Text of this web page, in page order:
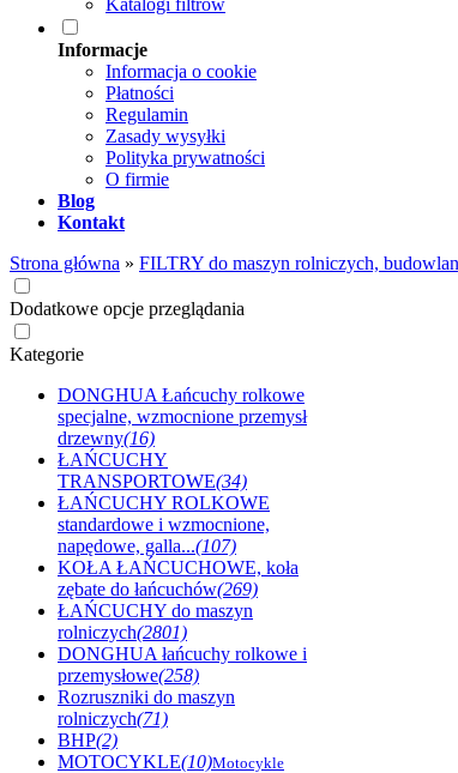
Katalogi filtrów
Informacje
Informacja o cookie
Płatności
Regulamin
Zasady wysyłki
Polityka prywatności
O firmie
Blog
Kontakt
Strona główna » FILTRY do maszyn rolniczych,
Dodatkowe opcje przeglądania
Kategorie
DONGHUA Łańcuchy rolkowe
specjalne, wzmocnione przemysł
drzewny(16)
ŁAŃCUCHY
TRANSPORTOWE(34)
ŁAŃCUCHY ROLKOWE
standardowe i wzmocnione,
napędowe, galla...(107)
KOŁA ŁAŃCUCHOWE, koła
zębate do łańcuchów(269)
ŁAŃCUCHY do maszyn
rolniczych(2801)
DONGHUA łańcuchy rolkowe i
przemysłowe(258)
Rozruszniki do maszyn
rolniczych(71)
BHP(2)
MOTOCYKLE(10)Motocykle